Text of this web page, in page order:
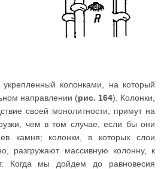
колонками, на который
направлении (рис. 164). Колонки,
своей монолитности, примут на
чем в том случае, если бы они
камня; колонки, в которых слои
разгружают массивную колонну, к
Когда мы дойдем до равновесия